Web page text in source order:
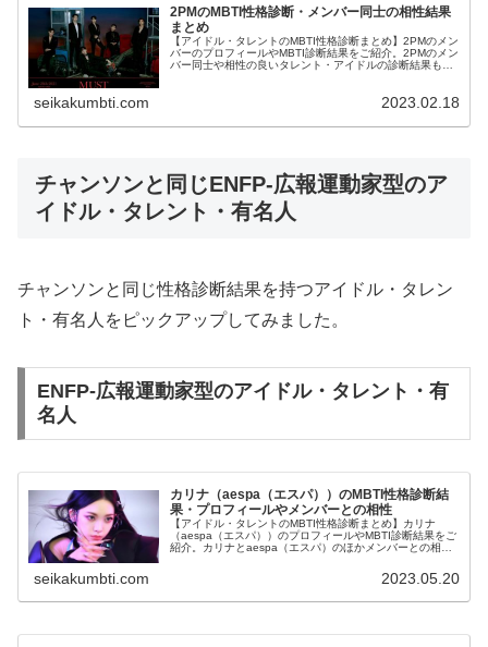
2PMのMBTI性格診断・メンバー同士の相性結果
まとめ
【アイドル・タレントのMBTI性格診断まとめ】2PMのメン
バーのプロフィールやMBTI診断結果をご紹介。2PMのメン
バー同士や相性の良いタレント・アイドルの診断結果も紹
seikakumbti.com 2023.02.18
チャンソンと同じENFP-広報運動家型のア
イドル・タレント・有名人
チャンソンと同じ性格診断結果を持つアイドル・タレン
ト・有名人をピックアップしてみました。
ENFP-広報運動家型のアイドル・タレント・有
名人
カリナ（aespa（エスパ））のMBTI性格診断結
果・プロフィールやメンバーとの相性
【アイドル・タレントのMBTI性格診断まとめ】カリナ
（aespa（エスパ））のプロフィールやMBTI診断結果をご
紹介。カリナとaespa（エスパ）のほかメンバーとの相性
seikakumbti.com 2023.05.20